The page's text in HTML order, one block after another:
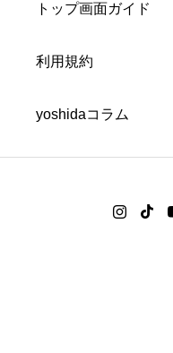
トップ画面ガイド
利用規約
yoshidaコラム